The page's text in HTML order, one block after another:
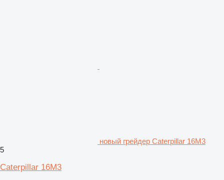
новый грейдер Caterpillar 16M3
5
Caterpillar 16M3